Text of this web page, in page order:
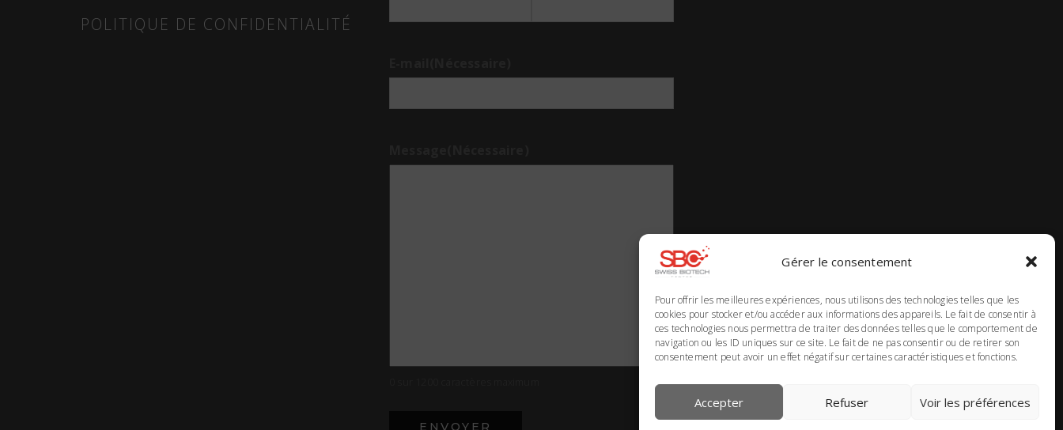
Gérer le consentement
Pour offrir les meilleures expériences, nous utilisons des technologies telles que les
cookies pour stocker et/ou accéder aux informations des appareils. Le fait de consentir à
ces technologies nous permettra de traiter des données telles que le comportement de
navigation ou les ID uniques sur ce site. Le fait de ne pas consentir ou de retirer son
consentement peut avoir un effet négatif sur certaines caractéristiques et fonctions.
Accepter Refuser Voir les préférences
POLITIQUE DE CONFIDENTIALITÉ